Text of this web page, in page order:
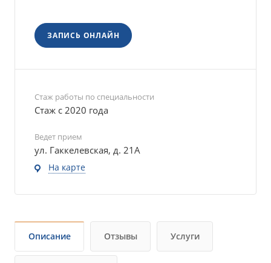
ЗАПИСЬ ОНЛАЙН
Стаж работы по специальности
Стаж с 2020 года
Ведет прием
ул. Гаккелевская, д. 21А
На карте
Описание Отзывы Услуги